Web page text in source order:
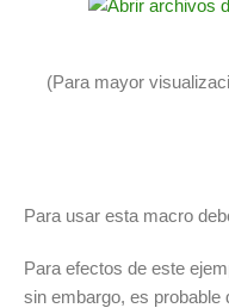
(Para mayor
Para usar esta macro
Para efectos de este
sin embargo, es probable